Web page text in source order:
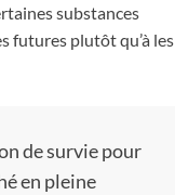
substances
futures plutôt qu’à les
de survie pour
en pleine